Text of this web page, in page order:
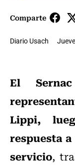
Comparte
Diario Usach
El
Lippi,
respuesta
servicio,